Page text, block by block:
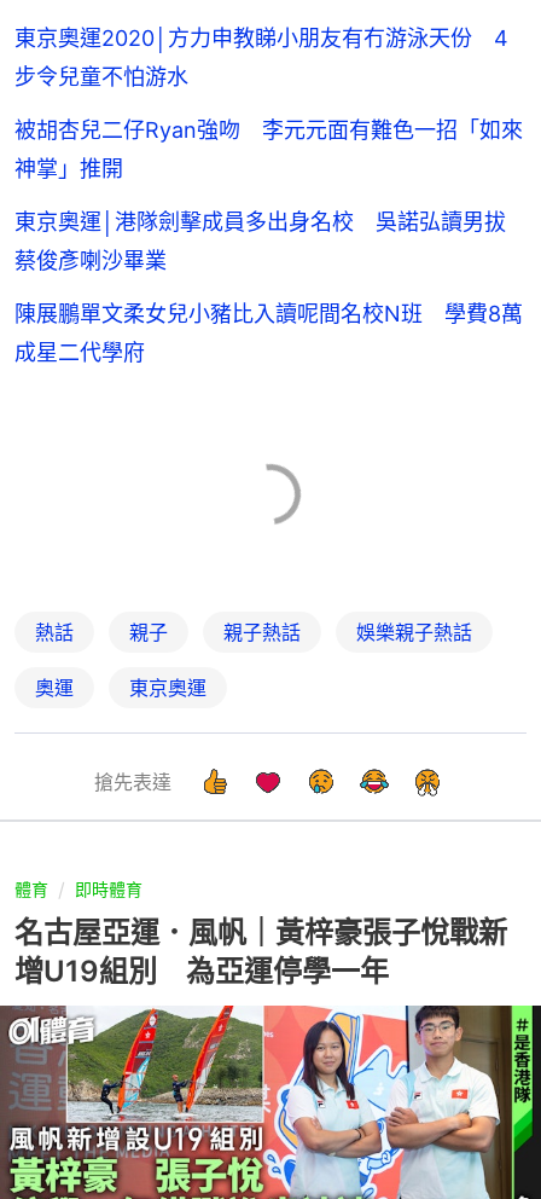
東京奧運2020│方力申教睇小朋友有冇游泳天份 4
步令兒童不怕游水
被胡杏兒二仔Ryan強吻 李元元面有難色一招「如來
神掌」推開
東京奧運│港隊劍擊成員多出身名校 吳諾弘讀男拔
蔡俊彥喇沙畢業
陳展鵬單文柔女兒小豬比入讀呢間名校N班 學費8萬
成星二代學府
熱話 親子 親子熱話 娛樂親子熱話
奧運 東京奧運
搶先表達
體育 即時體育
名古屋亞運．風帆｜黃梓豪張子悅戰新
增U19組別 為亞運停學一年